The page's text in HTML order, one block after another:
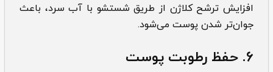
افزایش ترشح کلاژن از طریق شستشو با آب سرد، باعث
جوان‌تر شدن پوست می‌شود.
6. حفظ رطوبت پوست